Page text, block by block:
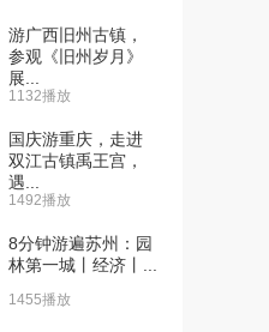
络谣
00:35
等 反
00:35
利 人
游广西旧州古镇，
参观《旧州岁月》
展...
1132播放
国庆游重庆，走进
双江古镇禹王宫，
遇...
1492播放
8分钟游遍苏州：园
林第一城丨经济丨...
1455播放